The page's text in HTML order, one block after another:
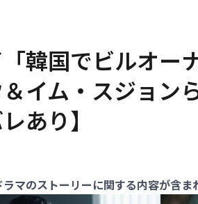
韓国でビルオー
イム・スジョン
あり】
マのストーリーに関する内容が含ま